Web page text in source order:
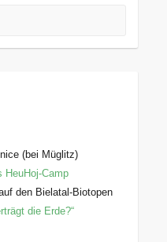
(bei Müglitz)
HeuHoj-Camp
den Bielatal-Biotopen
die Erde?“